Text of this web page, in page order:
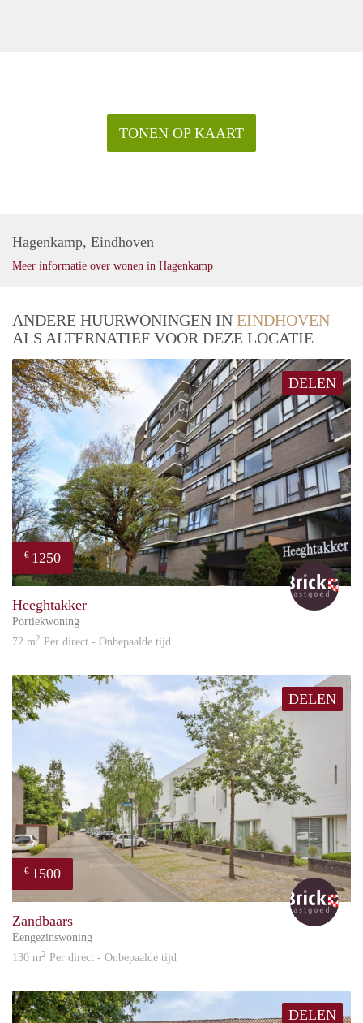
TONEN OP KAART
Hagenkamp, Eindhoven
Meer informatie over wonen in Hagenkamp
ANDERE HUURWONINGEN IN EINDHOVEN
ALS ALTERNATIEF VOOR DEZE LOCATIE
DELEN
€ 1250
Brick
Heeghtakker
Portiekwoning
72 m2 Per direct - Onbepaalde tijd
DELEN
€ 1500
Brick
Zandbaars
Eengezinswoning
130 m2 Per direct - Onbepaalde tijd
DELEN